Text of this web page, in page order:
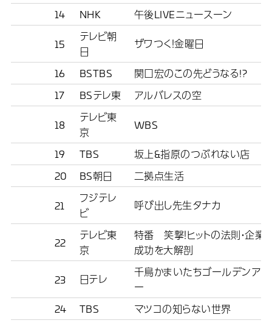
14 NHK 午後LIVEニュースーン
15
テレビ朝
日
ザワつく！金曜日
16 BSTBS
関口宏のこの先どうなる!?
17
BSテレ東 アルバレスの空
18
テレビ東
京
WBS
19 TBS
坂上&指原のつぶれない店
20
BS朝日 二拠点生活
21
フジテレ
ビ
呼び出し先生タナカ
22
テレビ東
京
特番 笑撃！ヒットの法則・企業
成功を大解剖
23 日テレ
千鳥かまいたちゴールデンアワ
ー
24
TBS マツコの知らない世界